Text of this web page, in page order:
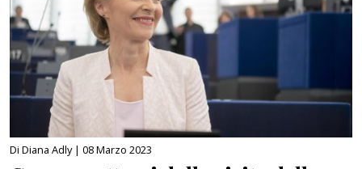
Di Diana Adly | 08 Marzo 2023